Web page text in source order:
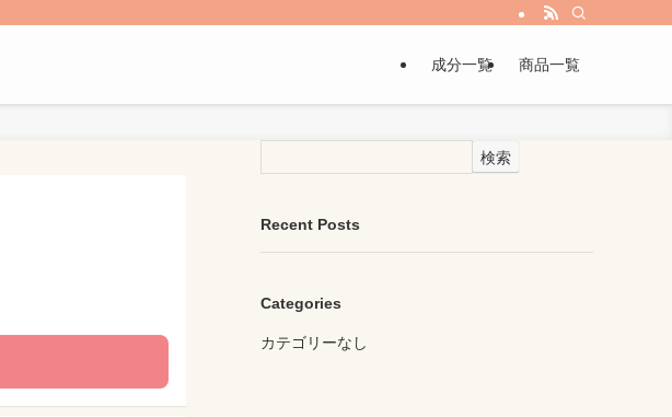
成分一覧 商品一覧
検索
Recent Posts
Categories
カテゴリーなし